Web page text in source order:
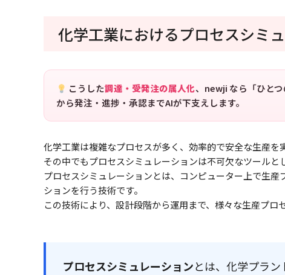
化学工業におけるプロセスシミ
こうした調達・受発注の属人化、newji なら「ひと
から発注・進捗・承認までAIが下支えします。
化学工業は複雑なプロセスが多く、効率的で安全な生産を
その中でもプロセスシミュレーションは不可欠なツールと
プロセスシミュレーションとは、コンピューター上で生
ションを行う技術です。
この技術により、設計段階から運用まで、様々な生産プロ
プロセスシミュレーションとは、化学プラ